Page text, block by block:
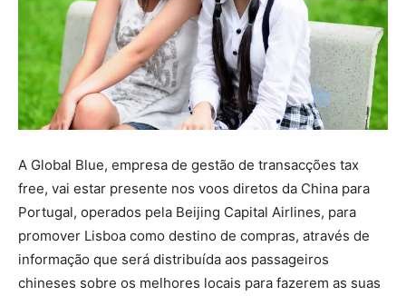
A Global Blue, empresa de gestão de transacções tax
free, vai estar presente nos voos diretos da China para
Portugal, operados pela Beijing Capital Airlines, para
promover Lisboa como destino de compras, através de
informação que será distribuída aos passageiros
chineses sobre os melhores locais para fazerem as suas